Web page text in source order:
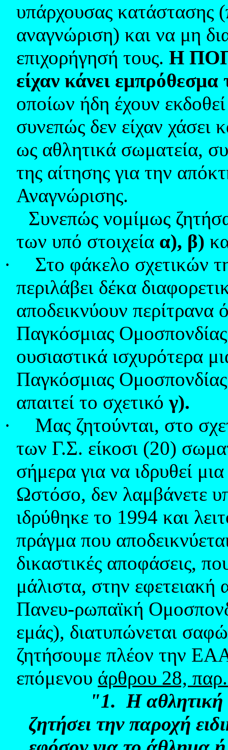
υπάρχουσας κατάστασης
αναγνώριση) και να μη
επιχορήγησή τους. Η
είχαν κάνει εμπρόθεσμα
οποίων ήδη έχουν
συνεπώς δεν είχαν χάσει
ως αθλητικά σωματεία,
της αίτησης για την
Αναγνώρισης.
Συνεπώς νομίμως
των υπό στοιχεία α), β)
·
Στο φάκελο σχετικών
περιλάβει δέκα
αποδεικνύουν περίτρανα
Παγκόσμιας
ουσιαστικά ισχυρότερα
Παγκόσμιας
απαιτεί το σχετικόγ).
·
Μας ζητούνται, στο
των Γ.Σ. είκοσι (20)
σήμερα για να ιδρυθεί
Ωστόσο, δεν λαμβάνετε
ιδρύθηκε το 1994 και
πράγμα που
δικαστικές αποφάσεις,
μάλιστα, στην εφετειακή
Πανευ-ρωπαϊκή
εμάς), διατυπώνεται
ζητήσουμε πλέον την
επόμενου άρθρου 28,
"1. Η αθλητική
ζητήσει την παροχή